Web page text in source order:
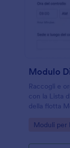
Raccogli e
con la Lista
della flotta
interventi
Go to
Moduli per